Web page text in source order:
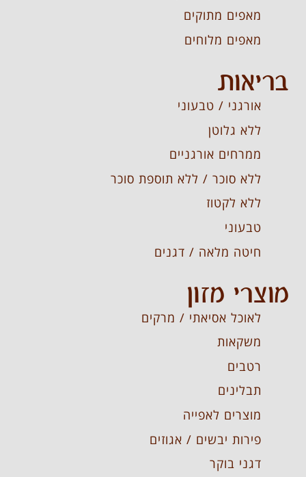
מאפים מתוקים
מאפים מלוחים
בריאות
אורגני / טבעוני
ללא גלוטן
ממרחים אורגניים
ללא סוכר / ללא תוספת סוכר
ללא לקטוז
טבעוני
חיטה מלאה / דגנים
מוצרי מזון
לאוכל אסיאתי / מרקים
משקאות
רטבים
תבלינים
מוצרים לאפייה
פירות יבשים / אגוזים
דגני בוקר